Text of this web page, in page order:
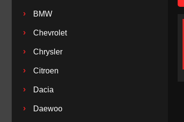
› BMW
› Chevrolet
› Chrysler
› Citroen
› Dacia
› Daewoo